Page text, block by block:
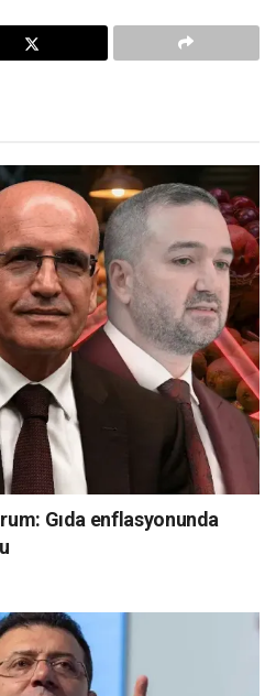
Gıda enflasyonunda